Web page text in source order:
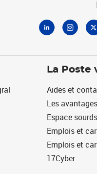
La Poste
Aides et
Les
Espace
Emplois et
Emplois et
17Cyber